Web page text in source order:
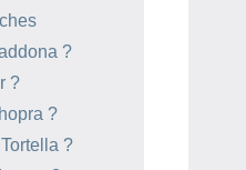
?
?
?
?